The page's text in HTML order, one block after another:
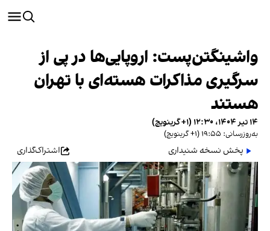
واشینگتن‌پست: اروپایی‌ها در پی از
سرگیری مذاکرات هسته‌ای با تهران
هستند
۱۴ تیر ۱۴۰۴، ۱۲:۳۰ (‎+۱ گرینویچ)
به‌روزرسانی: ۱۹:۵۵ (‎+۱ گرینویچ)
پخش نسخه شنیداری اشتراک‌گذاری